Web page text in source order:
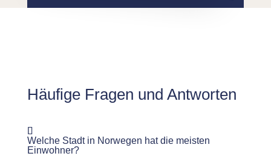
Häufige Fragen und Antworten
Welche Stadt in Norwegen hat die meisten
Einwohner?